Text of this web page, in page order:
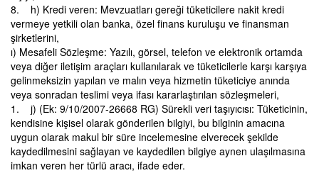
8. h) Kredi veren: Mevzuatları gereği tüketicilere nakit kredi
vermeye yetkili olan banka, özel finans kuruluşu ve finansman
şirketlerini,
ı) Mesafeli Sözleşme: Yazılı, görsel, telefon ve elektronik ortamda
veya diğer iletişim araçları kullanılarak ve tüketicilerle karşı karşıya
gelinmeksizin yapılan ve malın veya hizmetin tüketiciye anında
veya sonradan teslimi veya ifası kararlaştırılan sözleşmeleri,
1. j) (Ek: 9/10/2007-26668 RG) Sürekli veri taşıyıcısı: Tüketicinin,
kendisine kişisel olarak gönderilen bilgiyi, bu bilginin amacına
uygun olarak makul bir süre incelemesine elverecek şekilde
kaydedilmesini sağlayan ve kaydedilen bilgiye aynen ulaşılmasına
imkan veren her türlü aracı, ifade eder.